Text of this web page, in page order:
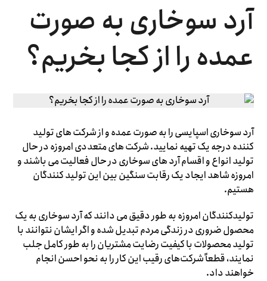
آرد سوخاری به صورت
عمده را از کجا بخریم؟
آرد سوخاری اسپایسی را به صورت عمده و از شرکت های تولید
کننده درجه یک تهیه نمایید. شرکت های متعددی امروزه در حال
تولید انواع و اقسام آرد های سوخاری در حال فعالیت می باشند و
امروزه شاهد ایجاد یک رقابت سنگین بین این تولید کنندگان
هستیم.
تولیدکنندگان امروزه به طور دقیق می ‌دانند که آرد سوخاری به یک
محصول ضروری در زندگی مردم تبدیل شده و اگر ایشان نتوانند با
تولید محصولات با کیفیت رضایت مشتریان را به طور کامل جلب
نمایند، قطعاً شرکت‌های رقیب این کار را به نحو احسن انجام
خواهند داد.